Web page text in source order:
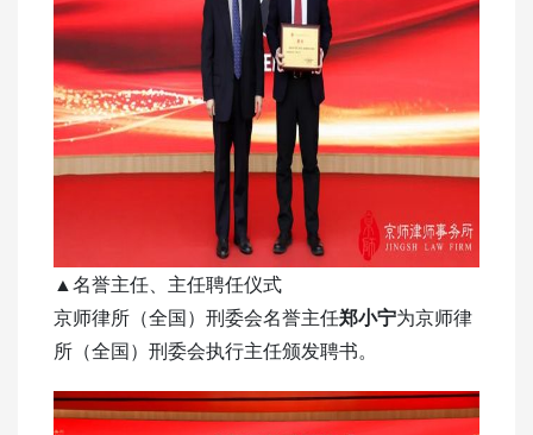
▲名誉主任、主任聘任仪式
京师律所（全国）刑委会名誉主任郑小宁为京师律
所（全国）刑委会执行主任颁发聘书。